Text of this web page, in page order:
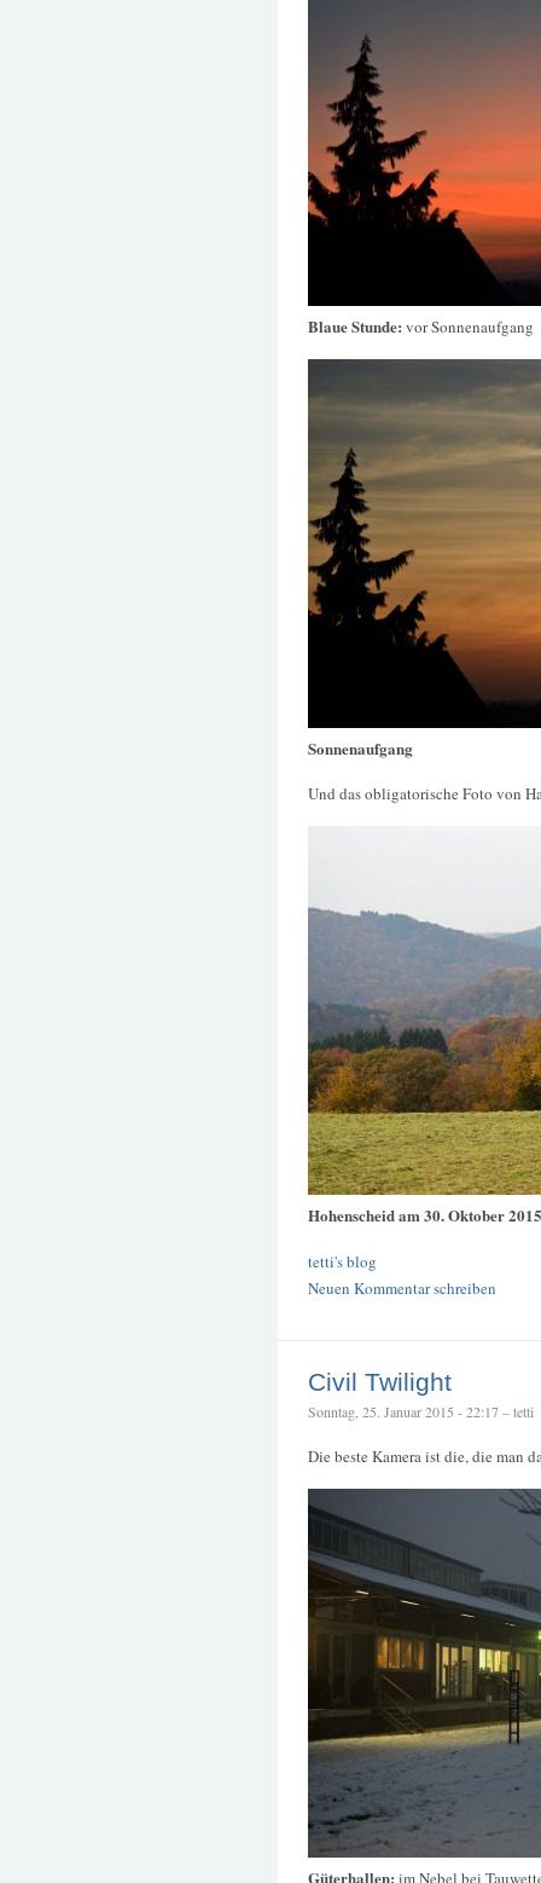
Blaue Stunde: vor Sonnenaufgang
Sonnenaufgang
Und das obligatorische Foto von
Hohenscheid am 30. Oktober
tetti's blog
Neuen Kommentar schreiben
Civil Twilight
Sonntag, 25. Januar 2015 - 22:17 – tetti
Die beste Kamera ist die, die man
Güterhallen: im Nebel bei